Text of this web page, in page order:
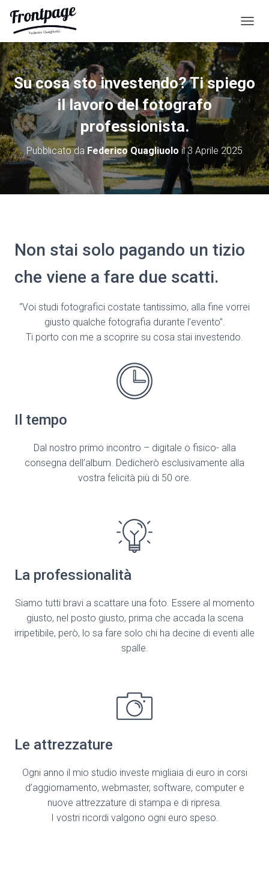
A
A
Z
N
O
G
Su cosa sto investendo? Ti spiego
il lavoro del fotografo
professionista.
Pubblicato da Federico Quagliuolo il3 Aprile 2025
Non stai solo pagando un tizio
che viene a fare due scatti.
“Voi studi fotografici costate tantissimo, alla fine vorrei
giusto qualche fotografia durante l’evento”.
Ti porto con me a scoprire su cosa stai investendo.
Il tempo
Dal nostro primo incontro – digitale o fisico- alla
consegna dell’album. Dedicherò esclusivamente alla
vostra felicità più di 50 ore.
La professionalità
Siamo tutti bravi a scattare una foto. Essere al momento
giusto, nel posto giusto, prima che accada la scena
irripetibile, però, lo sa fare solo chi ha decine di eventi alle
spalle.
Le attrezzature
Ogni anno il mio studio investe migliaia di euro in corsi
d’aggiornamento, webmaster, software, computer e
nuove attrezzature di stampa e di ripresa.
I vostri ricordi valgono ogni euro speso.